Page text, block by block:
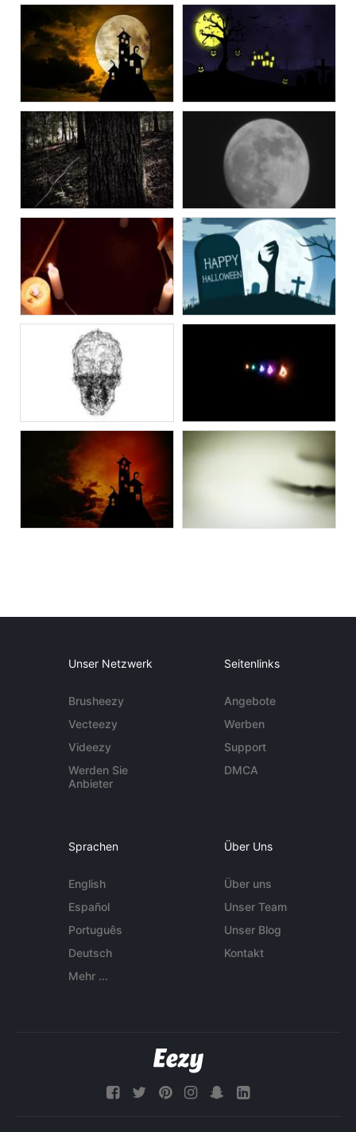
Unser Netzwerk
Brusheezy
Vecteezy
Videezy
Werden Sie
Anbieter
Seitenlinks
Angebote
Werben
Support
DMCA
Sprachen
English
Español
Português
Deutsch
Mehr ...
Über Uns
Über uns
Unser Team
Unser Blog
Kontakt